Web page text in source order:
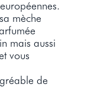
mèche
mais aussi
vous
de